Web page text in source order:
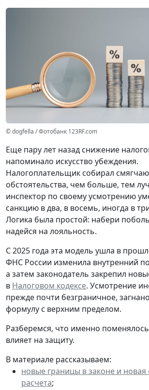
© dogfella / Фотобанк 123RF.com
Еще пару лет назад снижение
напоминало искусство убеждения.
Налогоплательщик собирал
обстоятельства, чем больше, тем
инспектор по своему усмотрению
санкцию в два, в восемь, иногда в
Логика была простой: набери
надейся на лояльность.
С 2025 года эта модель ушла в
ФНС России изменила внутренний
а затем законодатель закрепил
в Налоговом кодексе. Усмотрение
прежде почти безграничное,
формулу с верхним пределом.
Разберемся, что именно поменялось
влияет на защиту.
В материале рассказываем:
новые границы в законе и
расчета;